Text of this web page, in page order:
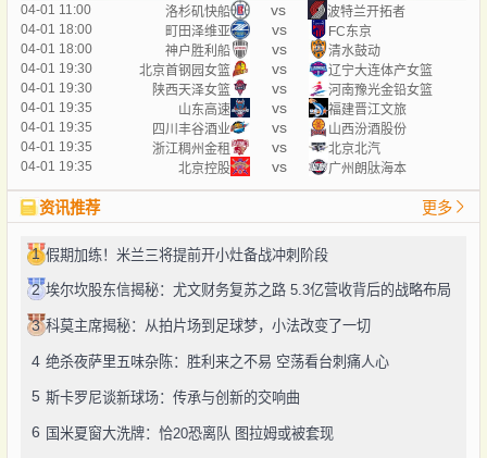
04-01 11:00 洛杉矶快船 vs
波特兰开拓者
04-01 18:00
町田泽维亚 vs
FC东京
04-01 18:00
神户胜利船 vs
清水鼓动
04-01 19:30
北京首钢园女篮 vs
辽宁大连体产女篮
04-01 19:30
陕西天泽女篮 vs
河南豫光金铅女篮
04-01 19:35
山东高速 vs
福建晋江文旅
04-01 19:35
四川丰谷酒业 vs
山西汾酒股份
04-01 19:35
浙江稠州金租 vs
北京北汽
04-01 19:35
北京控股 vs 广州朗肽海本
资讯推荐 更多
1 假期加练！米兰三将提前开小灶备战冲刺阶段
2 埃尔坎股东信揭秘：尤文财务复苏之路 5.3亿营收背后的战略布局
3 科莫主席揭秘：从拍片场到足球梦，小法改变了一切
4 绝杀夜萨里五味杂陈：胜利来之不易 空荡看台刺痛人心
5 斯卡罗尼谈新球场：传承与创新的交响曲
6 国米夏窗大洗牌：恰20恐离队 图拉姆或被套现